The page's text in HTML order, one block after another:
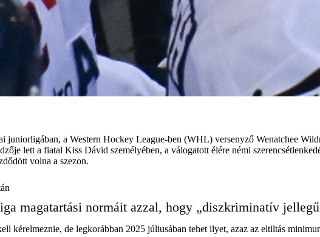
juniorligában, a Western Hockey League-ben (WHL) versenyző Wenatchee
lett a fiatal Kiss Dávid személyében, a válogatott élére némi
volna a szezon.
magatartási normáit azzal, hogy „diszkriminatív
kérelmeznie, de legkorábban 2025 júliusában tehet ilyet, azaz az eltiltás